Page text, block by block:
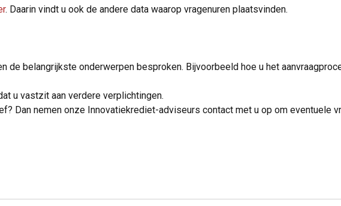
. Daarin vindt u ook de andere data waarop vragenuren plaatsvinden.
de belangrijkste onderwerpen besproken. Bijvoorbeeld hoe u het
u vastzit aan verdere verplichtingen.
Dan nemen onze Innovatiekrediet-adviseurs contact met u op om eventuele